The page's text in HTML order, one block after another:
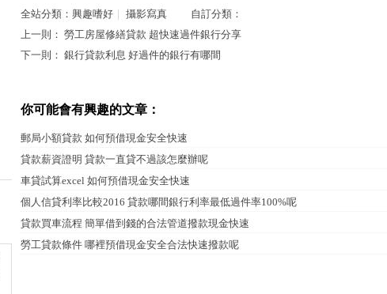
全站分類： 興趣嗜好 攝影寫真
自訂分類：
上一則： 勞工房屋修繕貸款 超快速過件銀行分享
下一則： 銀行貸款利息 好過件的銀行有哪間
你可能會有興趣的文章：
郵局小額貸款 如何預借現金安全快速
貸款薪資證明 貸款一直貸不過該怎麼辦呢
車貸試算excel 如何預借現金安全快速
個人信貸利率比較2016 貸款哪間銀行利率最低過件率100%呢
貸款買車流程 簡單借到錢的合法管道撥款現金快速
勞工貸款條件 哪裡預借現金安全合法快速撥款呢